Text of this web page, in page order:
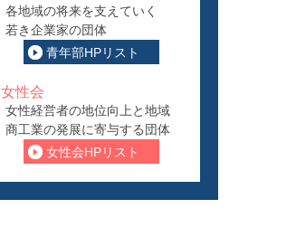
各地域の将来を支えていく
若き企業家の団体
青年部HPリスト
女性会
女性経営者の地位向上と地域
商工業の発展に寄与する団体
女性会HPリスト